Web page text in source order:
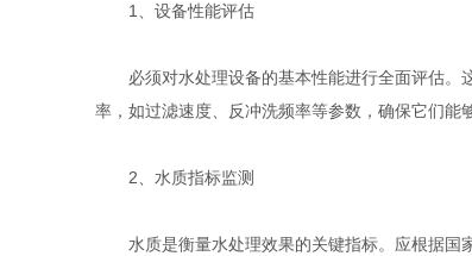
1、设备性能评估
必须对水处理设备的基本性能进行全面评估。这
率，如过滤速度、反冲洗频率等参数，确保它们能
2、水质指标监测
水质是衡量水处理效果的关键指标。应根据国家